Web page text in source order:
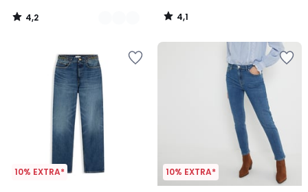
In
plaats
toegepast.
4,2
/
4,1
/
10% EXTRA* 10% EXTRA*